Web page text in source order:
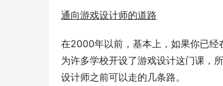
通向游戏设计师的道路
在2000年以前，基本上，如果你已经
为许多学校开设了游戏设计这门课，
设计师之前可以走的几条路。